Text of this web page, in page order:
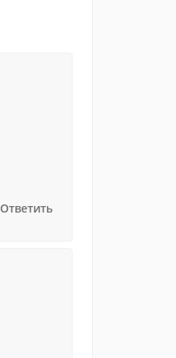
Ответить